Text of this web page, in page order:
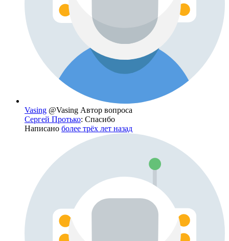
Vasing @Vasing Автор вопроса
Сергей Протько: Спасибо
Написано более трёх лет назад